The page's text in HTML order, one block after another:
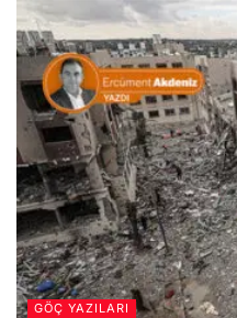
GÖÇ YAZILARI